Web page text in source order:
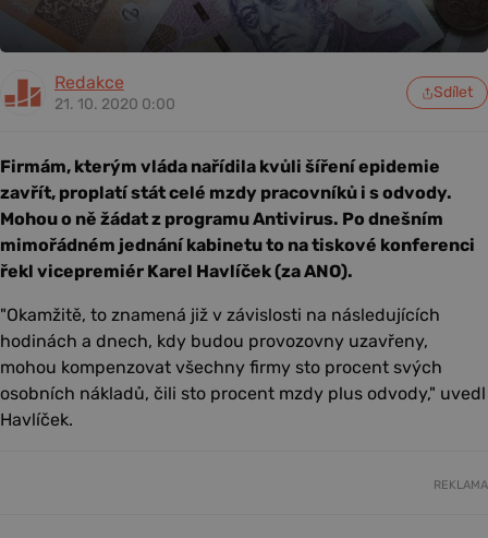
Redakce
21. 10. 2020 0:00
Sdílet
Firmám, kterým vláda nařídila kvůli šíření epidemie
zavřít, proplatí stát celé mzdy pracovníků i s odvody.
Mohou o ně žádat z programu Antivirus. Po dnešním
mimořádném jednání kabinetu to na tiskové konferenci
řekl vicepremiér Karel Havlíček (za ANO).
"Okamžitě, to znamená již v závislosti na následujících
hodinách a dnech, kdy budou provozovny uzavřeny,
mohou kompenzovat všechny firmy sto procent svých
osobních nákladů, čili sto procent mzdy plus odvody," uvedl
Havlíček.
REKLAMA